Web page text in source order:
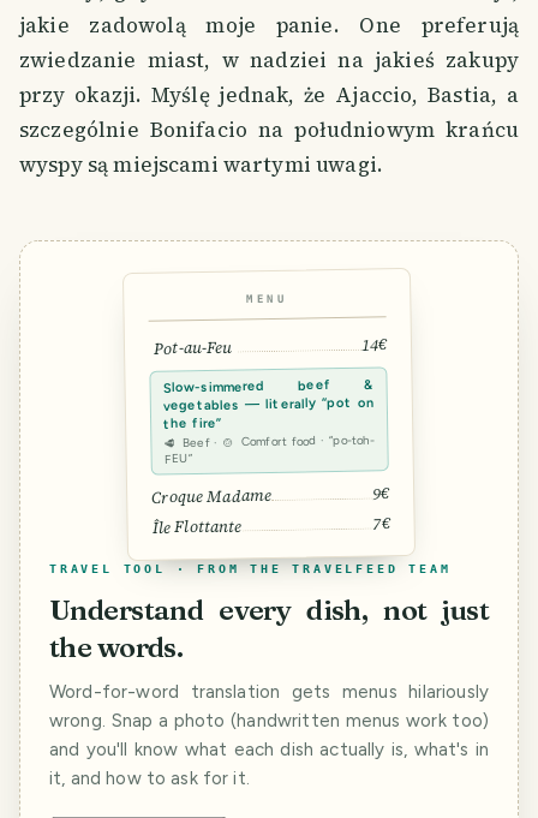
jakie zadowolą moje panie. One preferują
zwiedzanie miast, w nadziei na jakieś zakupy
przy okazji. Myślę jednak, że Ajaccio, Bastia, a
szczególnie Bonifacio na południowym krańcu
wyspy są miejscami wartymi uwagi.
MENU
Pot-au-Feu 14€
Slow-simmered beef &
vegetables — literally “pot on
the fire”
🥩 Beef · 🍲 Comfort food · “po-toh-
FEU”
Croque Madame 9€
Île Flottante 7€
TRAVEL TOOL · FROM THE TRAVELFEED TEAM
Understand every dish, not just
the words.
Word-for-word translation gets menus hilariously
wrong. Snap a photo (handwritten menus work too)
and you'll know what each dish actually is, what's in
it, and how to ask for it.